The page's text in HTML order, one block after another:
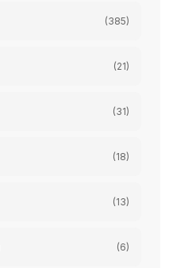
(385)
(21)
(31)
(18)
(13)
(6)